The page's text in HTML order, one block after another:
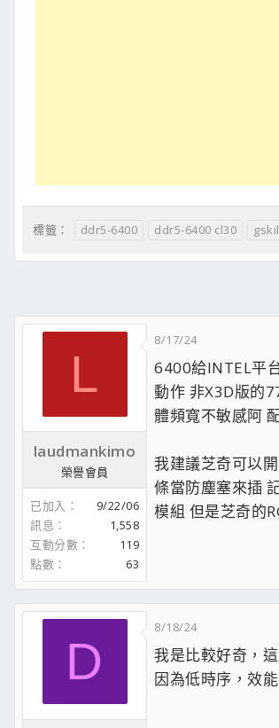
標籤： ddr5-6400 ddr5-6400 cl30
L
laudmankimo
榮譽會員
已加入
9/22/06
訊息
1,558
互動分數
119
點數
63
8/17/24
6400給INTEL平
動作 非X3D版的
體頻寬不敏感阿
我建議芝奇可以
條當防塵塞來插
模組 但是芝奇的
D
8/18/24
我是比較好奇，
因為低時序，效